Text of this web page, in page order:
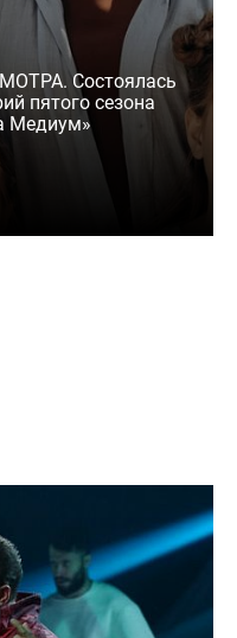
Состоялась
пятого сезона
Медиум»